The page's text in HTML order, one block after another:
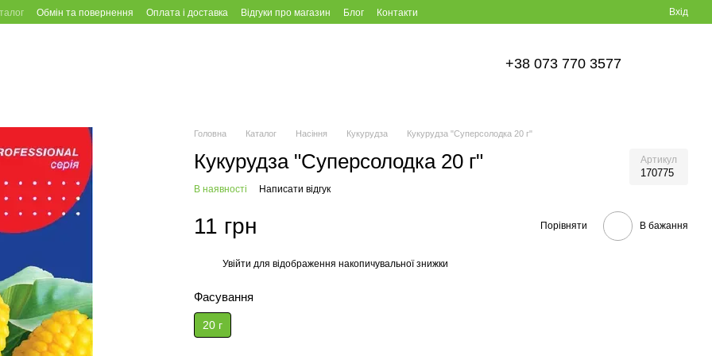
Обмін та повернення Оплата і доставка Відгуки про магазин Блог Контакти Вхід
+38 073 770 3577
Головна Каталог Насіння Кукурудза Кукурудза "Суперсолодка 20 г"
Кукурудза "Суперсолодка 20 г" Артикул
170775
В наявності Написати відгук
11 грн Порівняти В бажання
Увійти для відображення накопичувальної знижки
Фасування
20 г